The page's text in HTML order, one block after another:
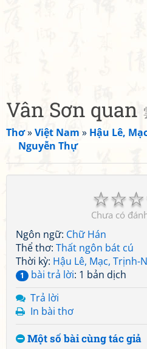
Vân Sơn quan
Thơ»Việt Nam » Hậu Lê,
Nguyễn Thự
☆
☆
☆
Chưa có
Ngôn ngữ: Chữ Hán
Thể thơ: Thất ngôn bát cú
Thời kỳ: Hậu Lê, Mạc, Trịnh-
1 bài trả lời: 1 bản dịch
Trả lời
In bài thơ
Một số bài cùng tác giả